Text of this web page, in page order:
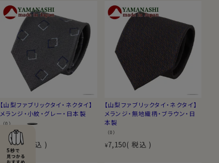
【山梨ファブリックタイ・ネクタイ】
メランジ・小紋・グレー・日本製
（0）
7,150 税込
【山梨ファブリックタイ・ネクタイ】
メランジ・無地織柄・ブラウン・日
本製
（0）
¥7,150 税込